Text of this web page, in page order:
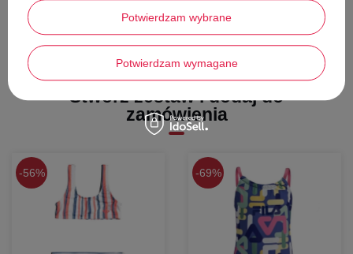
Stwórz zestaw i dodaj do
zamówienia
56% 69%
Potwierdzam wybrane
Potwierdzam wymagane